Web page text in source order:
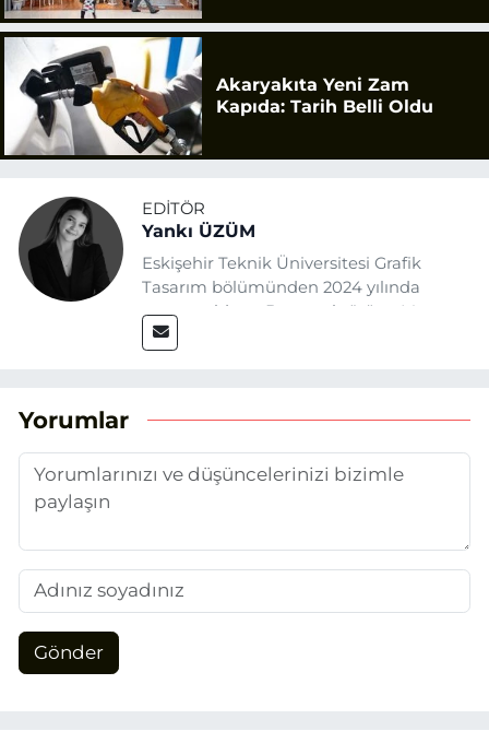
Akaryakıta Yeni Zam
Kapıda: Tarih Belli Oldu
EDITÖR
Yankı ÜZÜM
Eskişehir Teknik Üniversitesi Grafik
Tasarım bölümünden 2024 yılında
mezun oldum. Basın sektörüne Mayıs
2025’te Eskişehir Haber Ajansı ile adım
aktarmayı hedefliyorum.
Yorumlar
Gönder